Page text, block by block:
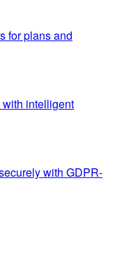
for plans and
intelligent
with GDPR-